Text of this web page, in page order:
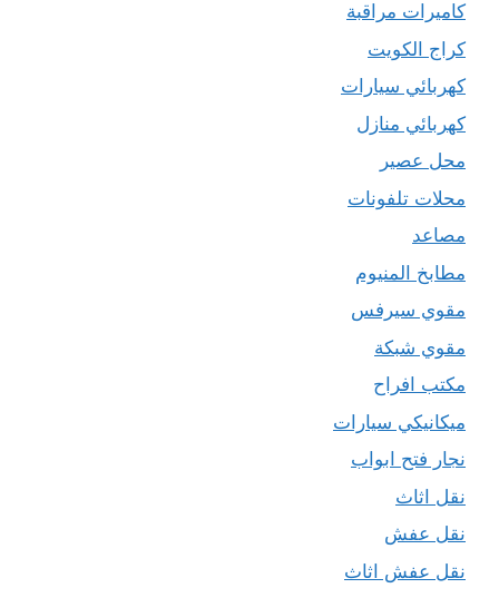
كاميرات مراقبة
كراج الكويت
كهربائي سيارات
كهربائي منازل
محل عصير
محلات تلفونات
مصاعد
مطابخ المنيوم
مقوي سيرفس
مقوي شبكة
مكتب افراح
ميكانيكي سيارات
نجار فتح ابواب
نقل اثاث
نقل عفش
نقل عفش اثاث